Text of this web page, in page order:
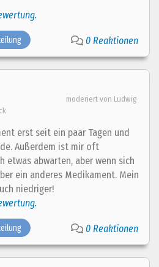
0 Reaktionen
moderiert von Ludwig
erst seit ein paar Tagen und
Außerdem ist mir oft
etwas abwarten, aber wenn sich
ein anderes Medikament. Mein
niedriger!
0 Reaktionen